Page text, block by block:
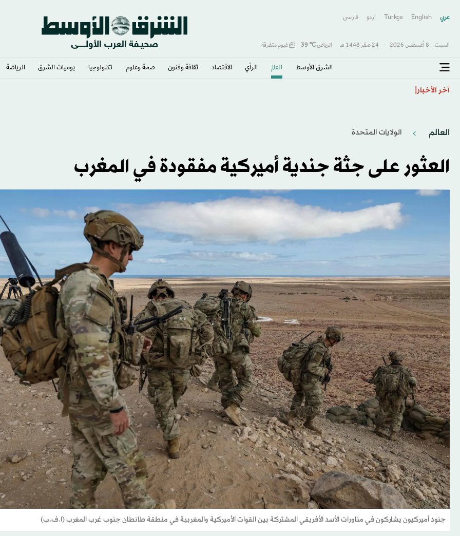
عربي English
Türkçe اردو فارسى
السبت, 8 أغسطس 2026 - 24 صفَر 1448 هـ الرياض℃
39 غيوم متفرقة
الشرق الأوسط​ العالم الرأي الاقتصاد ثقافة وفنون صحة وعلوم تكنولوجيا يوميات الشرق​ الرياضة
آخر الأخبار
العالم الولايات المتحدة​
العثور على جثة جندية أميركية مفقودة في المغرب
جنود أميركيون يشاركون في مناورات الأسد الأفريقي المشتركة بين القوات الأميركية والمغربية في منطقة طانطان جنوب غرب المغرب (ا.ف.ب)